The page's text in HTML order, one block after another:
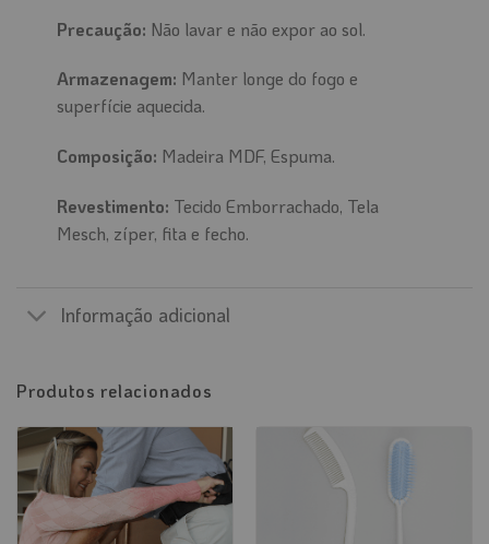
Precaução: Não lavar e não expor ao sol.
Armazenagem: Manter longe do fogo e
superfície aquecida.
Composição: Madeira MDF, Espuma.
Revestimento: Tecido Emborrachado, Tela
Mesch, zíper, fita e fecho.
Informação adicional
Produtos relacionados